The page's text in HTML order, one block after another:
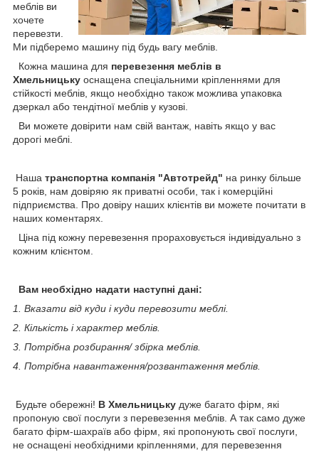
меблів ви
хочете
перевезти.
Ми підберемо машину під будь вагу меблів.
Кожна машина для перевезення меблів в
Хмельницьку оснащена спеціальними кріпленнями для
стійкості меблів, якщо необхідно також можлива упаковка
дзеркал або тендітної меблів у кузові.
Ви можете довірити нам свій вантаж, навіть якщо у вас
дорогі меблі.
Наша транспортна компанія "Автотрейд" на ринку більше
5 років, нам довіряю як приватні особи, так і комерційні
підприємства. Про довіру наших клієнтів ви можете почитати в
наших коментарях.
Ціна під кожну перевезення прораховується індивідуально з
кожним клієнтом.
Вам необхідно надати наступні дані:
1. Вказати від куди і куди перевозити меблі.
2. Кількість і характер меблів.
3. Потрібна розбирання/ збірка меблів.
4. Потрібна навантаження/розвантаження меблів.
Будьте обережні! В Хмельницьку дуже багато фірм, які
пропоную свої послуги з перевезення меблів. А так само дуже
багато фірм-шахраїв або фірм, які пропонують свої послуги,
не оснащені необхідними кріпленнями, для перевезення